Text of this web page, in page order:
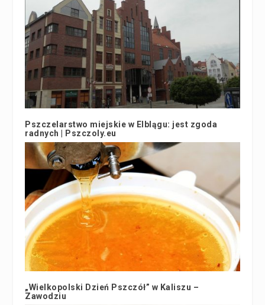
Pszczelarstwo miejskie w Elblągu: jest zgoda
radnych | Pszczoly.eu
29 kwietnia 2019
„Wielkopolski Dzień Pszczół” w Kaliszu –
Zawodziu